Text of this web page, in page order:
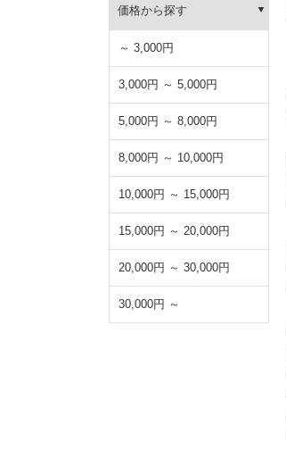
価格から探す
～ 3,000円
3,000円 ～ 5,000円
5,000円 ～ 8,000円
8,000円 ～ 10,000円
10,000円 ～ 15,000円
15,000円 ～ 20,000円
20,000円 ～ 30,000円
30,000円 ～